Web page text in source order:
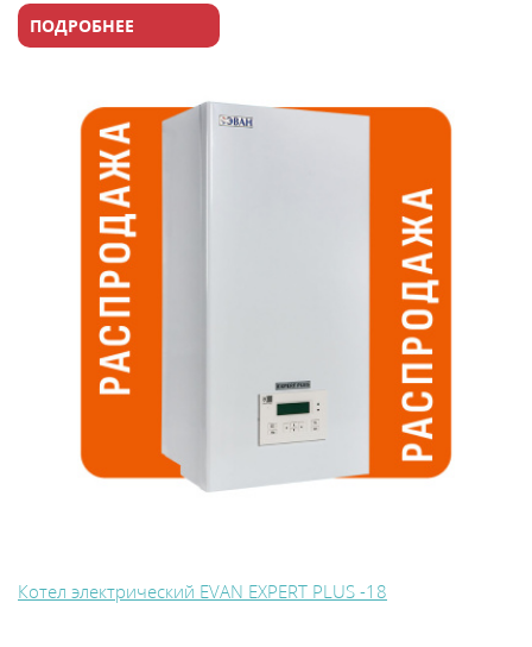
ПОДРОБНЕЕ
Котел электрический EVAN EXPERT PLUS -18